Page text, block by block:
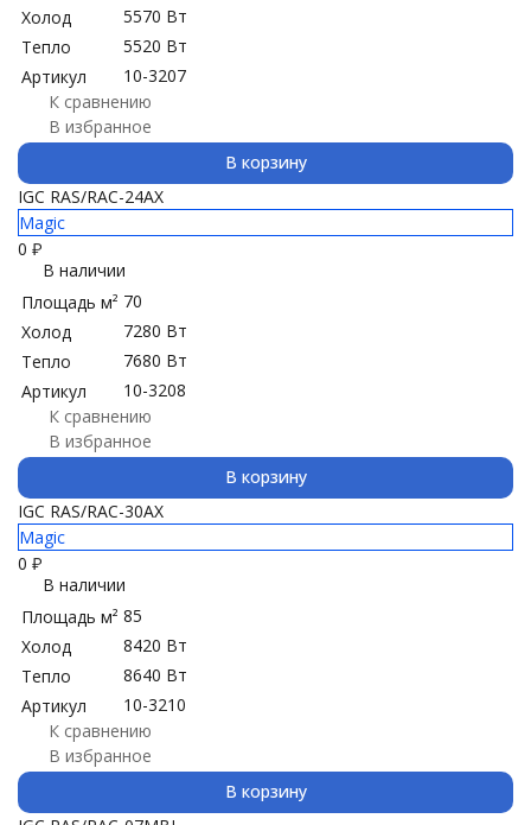
Холод
5570 Вт
Тепло
5520 Вт
Артикул
10-3207
К сравнению
В избранное
В корзину
IGC RAS/RAC-24AX
Magic
0 ₽
В наличии
Площадь м² 70
Холод
7280 Вт
Тепло
7680 Вт
Артикул
10-3208
К сравнению
В избранное
В корзину
IGC RAS/RAC-30AX
Magic
0 ₽
В наличии
Площадь м² 85
Холод
8420 Вт
Тепло
8640 Вт
Артикул
10-3210
К сравнению
В избранное
В корзину